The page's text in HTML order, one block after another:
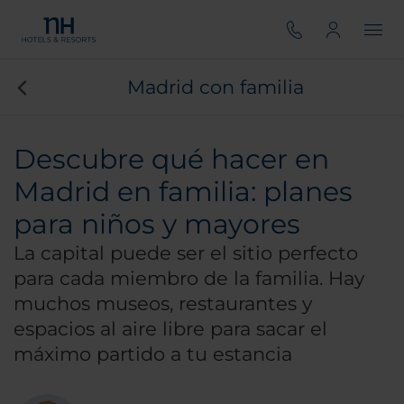
Madrid con familia
Descubre qué hacer en
Madrid en familia: planes
para niños y mayores
La capital puede ser el sitio perfecto
para cada miembro de la familia. Hay
muchos museos, restaurantes y
espacios al aire libre para sacar el
máximo partido a tu estancia